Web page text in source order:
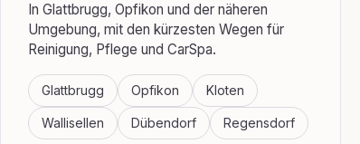
In Glattbrugg, Opfikon und der näheren
Umgebung, mit den kürzesten Wegen für
Reinigung, Pflege und CarSpa.
Glattbrugg Opfikon Kloten
Wallisellen Dübendorf Regensdorf